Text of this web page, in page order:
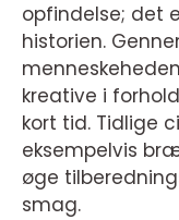
opfindelse; det
historien.
kreative i
kort tid. Tidlige
eksempelvis
øge
smag.